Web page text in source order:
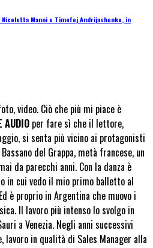
Nicoletta Manni e Timofej Andrijashenko, in
video. Ciò che più mi piace è
AUDIO per fare sì che il lettore,
si senta più vicino ai protagonisti
del Grappa, metà francese, un
da parecchi anni. Con la danza è
in cui vedo il mio primo balletto al
è proprio in Argentina che muovo i
Il lavoro più intenso lo svolgo in
a Venezia. Negli anni successivi
lavoro in qualità di Sales Manager alla